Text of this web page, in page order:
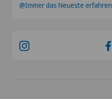
@Immer das Neueste erfahren